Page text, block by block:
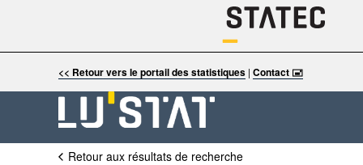
<< Retour vers le portail des statistiques| Contact 🖃
Retour aux résultats de recherche